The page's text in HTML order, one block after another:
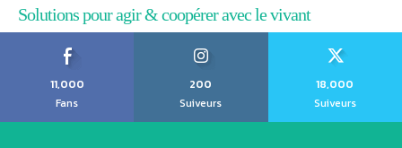
Solutions pour agir & coopérer avec le vivant
11,000
Fans
200
Suiveurs
18,000
Suiveurs